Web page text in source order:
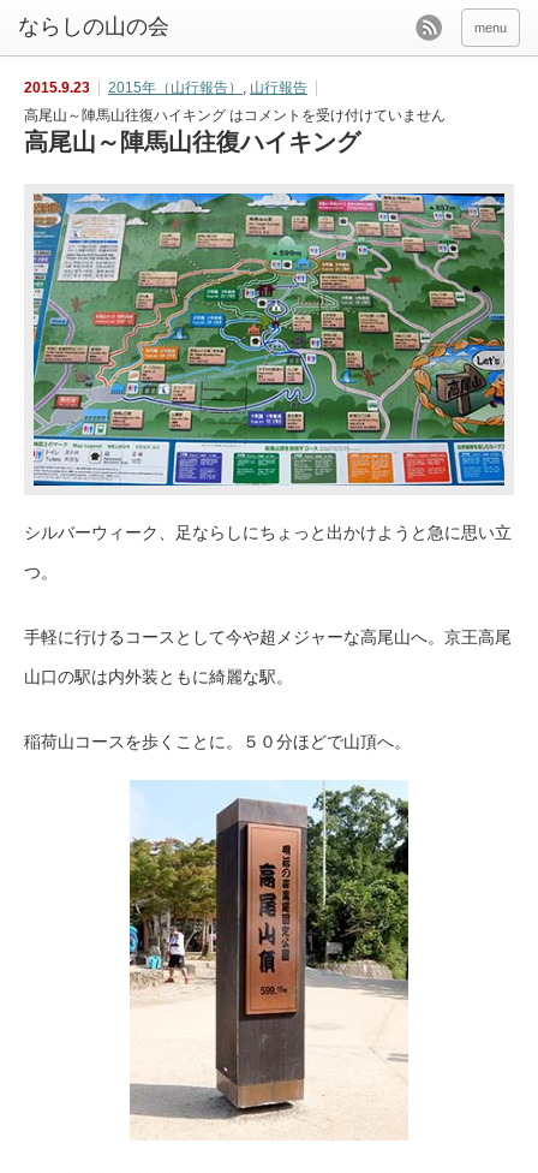
menu
2015.9.23 2015年（山行報告） , 山行報告
高尾山～陣馬山往復ハイキング はコメントを受け付けていません
高尾山～陣馬山往復ハイキング
シルバーウィーク、足ならしにちょっと出かけようと急に思い立
つ。
手軽に行けるコースとして今や超メジャーな高尾山へ。京王高尾
山口の駅は内外装ともに綺麗な駅。
稲荷山コースを歩くことに。５０分ほどで山頂へ。